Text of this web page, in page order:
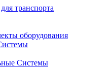
транспорта
оборудования
Системы